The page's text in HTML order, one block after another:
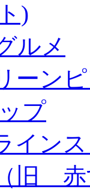
)
ルメ
ーン
プ
イン
旧 赤